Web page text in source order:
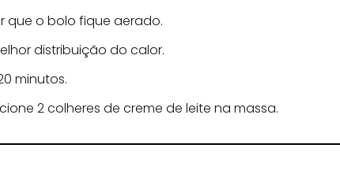
que o bolo fique aerado.
distribuição do calor.
minutos.
2 colheres de creme de leite na massa.